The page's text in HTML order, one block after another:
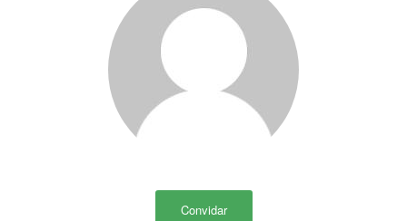
Convidar